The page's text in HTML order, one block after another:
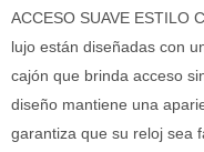
ACCESO SUAVE ESTILO
lujo están diseñadas con
cajón que brinda acceso
diseño mantiene una
garantiza que su reloj sea